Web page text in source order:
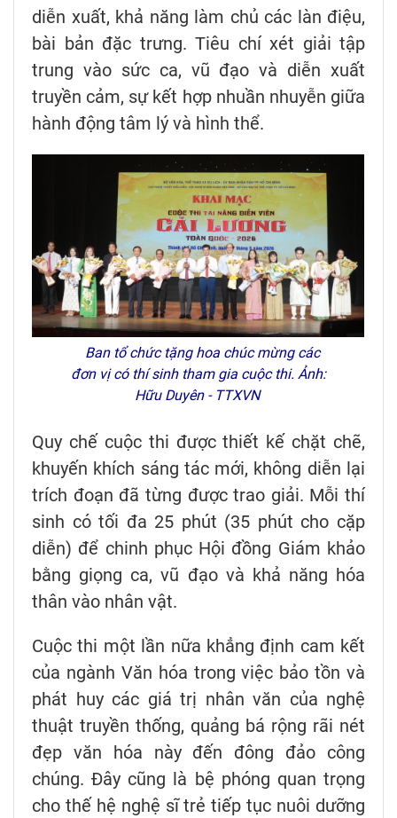
diễn xuất, khả năng làm chủ các làn điệu,
bài bản đặc trưng. Tiêu chí xét giải tập
trung vào sức ca, vũ đạo và diễn xuất
truyền cảm, sự kết hợp nhuần nhuyễn giữa
hành động tâm lý và hình thể.
Ban tổ chức tặng hoa chúc mừng các
đơn vị có thí sinh tham gia cuộc thi. Ảnh:
Hữu Duyên - TTXVN
Quy chế cuộc thi được thiết kế chặt chẽ,
khuyến khích sáng tác mới, không diễn lại
trích đoạn đã từng được trao giải. Mỗi thí
sinh có tối đa 25 phút (35 phút cho cặp
diễn) để chinh phục Hội đồng Giám khảo
bằng giọng ca, vũ đạo và khả năng hóa
thân vào nhân vật.
Cuộc thi một lần nữa khẳng định cam kết
của ngành Văn hóa trong việc bảo tồn và
phát huy các giá trị nhân văn của nghệ
thuật truyền thống, quảng bá rộng rãi nét
đẹp văn hóa này đến đông đảo công
chúng. Đây cũng là bệ phóng quan trọng
cho thế hệ nghệ sĩ trẻ tiếp tục nuôi dưỡng